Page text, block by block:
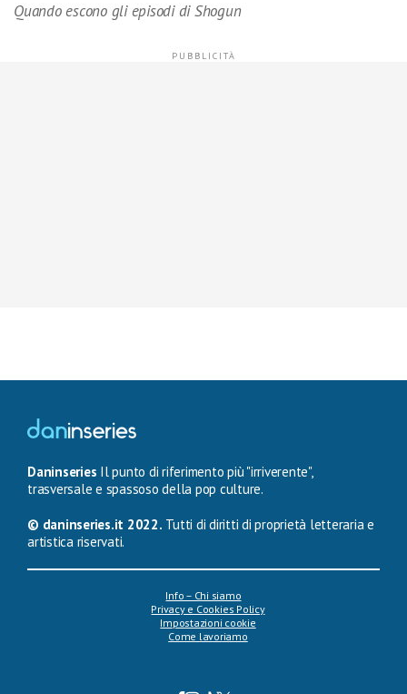
Quando escono gli episodi di Shogun
Daninseries Il punto di riferimento più "irriverente",
trasversale e spassoso della pop culture.
© daninseries.it 2022. Tutti di diritti di proprietà letteraria e
artistica riservati.
Info – Chi siamo
Privacy e Cookies Policy
Impostazioni cookie
Come lavoriamo